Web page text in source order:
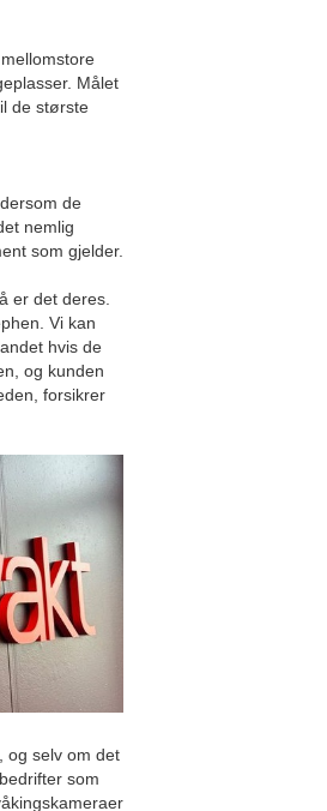
Målet
de største
de
nemlig
som gjelder.
er det deres.
Vi kan
hvis de
og kunden
forsikrer
og selv om det
som